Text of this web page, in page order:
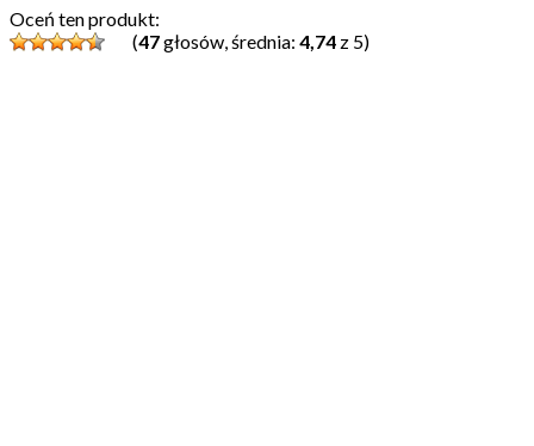
Oceń ten produkt:
(47głosów, średnia: 4,74 z 5)